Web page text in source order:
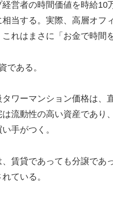
営者の時間価値を時給10
相当する。実際、高層オフ
れはまさに「お金で時間
である。
ワーマンション価格は、
は流動性の高い資産であり
手がつく。
賃貸であっても分譲であ
ている。